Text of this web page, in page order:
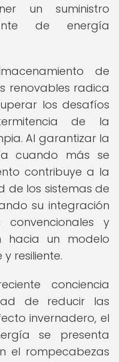
un suministro
de energía
de
renovables radica
los desafíos
de la
Al garantizar la
cuando más se
contribuye a la
de los sistemas de
su integración
y
hacia un modelo
resiliente.
conciencia
de reducir las
invernadero, el
se presenta
el rompecabezas